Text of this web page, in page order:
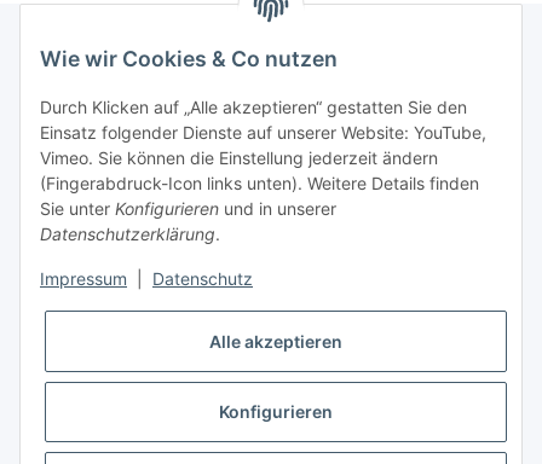
Newsletter Abonnieren
Bitte senden Sie mir entsprechend Ihrer
Datenschutzerklärungregelmäßig und jederzeit widerruflich
Informationen zu Ihrem Produktsortiment per E-Mail zu.
* Alle Preise inkl. gesetzlicher USt., zzgl.Versand
Wie wir Cookies & Co nutzen
Durch Klicken auf „Alle akzeptieren“ gestatten Sie den
Einsatz folgender Dienste auf unserer Website: YouTube,
Vimeo. Sie können die Einstellung jederzeit ändern
(Fingerabdruck-Icon links unten). Weitere Details finden
Sie unter Konfigurieren und in unserer
Datenschutzerklärung.
Impressum Datenschutz
Alle akzeptieren
Konfigurieren